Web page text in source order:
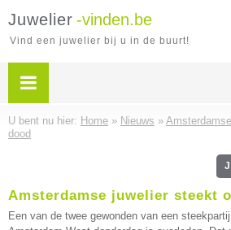
Juwelier -vinden.be
Vind een juwelier bij u in de buurt!
U bent nu hier: Home » Nieuws »
dood
Amsterdamse juwelier steekt
Een van de twee gewonden van een